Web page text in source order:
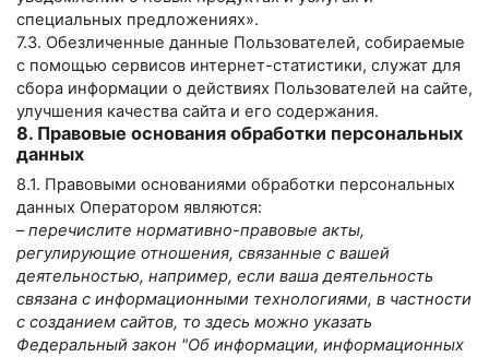
специальных предложениях».
7.3. Обезличенные данные Пользователей, собираемые
с помощью сервисов интернет-статистики, служат для
сбора информации о действиях Пользователей на сайте,
улучшения качества сайта и его содержания.
8. Правовые основания обработки персональных
данных
8.1. Правовыми основаниями обработки персональных
данных Оператором являются:
–перечислите нормативно-правовые акты,
регулирующие отношения, связанные с вашей
деятельностью, например, если ваша деятельность
связана с информационными технологиями, в частности
с созданием сайтов, то здесь можно указать
Федеральный закон "Об информации, информационных